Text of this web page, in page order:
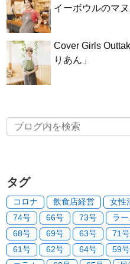
イーボウルのマヌ
Cover Girls
りあん」
タグ
コロナ 飲食店経営 女性
74号
66号 73号
ラ
68号
69号 63号 71号
61号
62号 64号 59号